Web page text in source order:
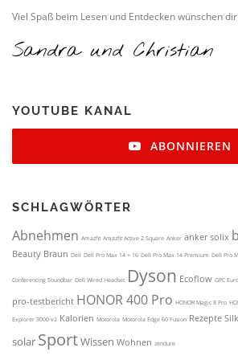
Viel Spaß beim Lesen und Entdecken wünschen dir
Sandra und Christian
YOUTUBE KANAL
ABONNIEREN
SCHLAG­WÖRTER